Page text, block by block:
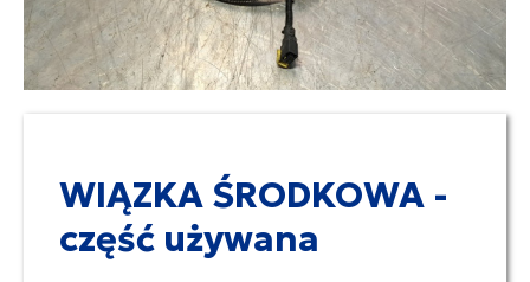
WIĄZKA ŚRODKOWA -
część używana